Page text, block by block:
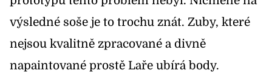
výsledné soše je to trochu znát. Zuby, které
nejsou kvalitně zpracované a divně
napaintované prostě Laře ubírá body.